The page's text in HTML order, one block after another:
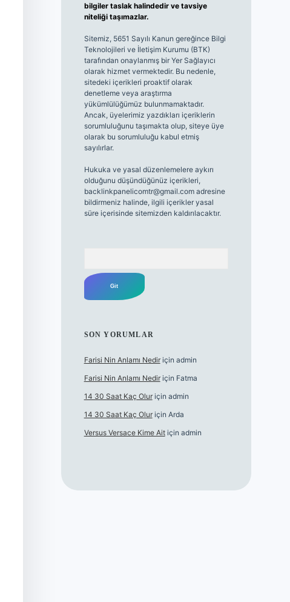
bilgiler taslak halindedir ve tavsiye
niteliği taşımazlar.
Sitemiz, 5651 Sayılı Kanun gereğince Bilgi
Teknolojileri ve İletişim Kurumu (BTK)
tarafından onaylanmış bir Yer Sağlayıcı
olarak hizmet vermektedir. Bu nedenle,
sitedeki içerikleri proaktif olarak
denetleme veya araştırma
yükümlülüğümüz bulunmamaktadır.
Ancak, üyelerimiz yazdıkları içeriklerin
sorumluluğunu taşımakta olup, siteye üye
olarak bu sorumluluğu kabul etmiş
sayılırlar.
Hukuka ve yasal düzenlemelere aykırı
olduğunu düşündüğünüz içerikleri,
backlinkpanelicomtr@gmail.comadresine
bildirmeniz halinde, ilgili içerikler yasal
süre içerisinde sitemizden kaldırılacaktır.
SON YORUMLAR
Farisi Nin Anlamı Nediriçin admin
Farisi Nin Anlamı Nediriçin Fatma
14 30 Saat Kaç Oluriçin admin
14 30 Saat Kaç Oluriçin Arda
Versus Versace Kime Aitiçin admin